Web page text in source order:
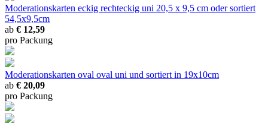
Moderationskarten eckig rechteckig uni 20,5 x 9,5 cm oder sortiert
54,5x9,5cm
ab € 12,59
pro Packung
Moderationskarten oval oval uni und sortiert in 19x10cm
ab € 20,09
pro Packung